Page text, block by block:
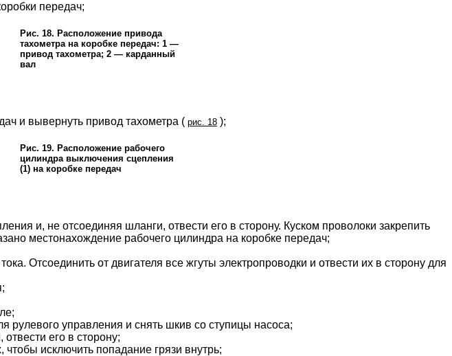
передач;
Рис. 18. Расположение привода
тахометра на коробке передач: 1 —
привод тахометра; 2 — карданный
вал
и вывернуть привод тахометра ( рис. 18 );
Рис. 19. Расположение рабочего
цилиндра выключения сцепления
(1) на коробке передач
и, не отсоединяя шланги, отвести его в сторону. Куском проволоки закрепить
местонахождение рабочего цилиндра на коробке передач;
Отсоединить от двигателя все жгуты электропроводки и отвести их в сторону для
рулевого управления и снять шкив со ступицы насоса;
его в сторону;
исключить попадание грязи внутрь;